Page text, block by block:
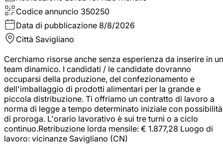
Codice annuncio 350250
Data di pubblicazione 8/8/2026
Città Savigliano
Cerchiamo risorse anche senza esperienza da inserire in un
team dinamico. I candidati / le candidate dovranno
occuparsi della produzione, del confezionamento e
dell'imballaggio di prodotti alimentari per la grande e
piccola distribuzione. Ti offriamo un contratto di lavoro a
norma di legge a tempo determinato iniziale con possibilità
di proroga. L'orario lavorativo è sui tre turni o a ciclo
continuo.Retribuzione lorda mensile: € 1.877,28 Luogo di
lavoro: vicinanze Savigliano (CN)